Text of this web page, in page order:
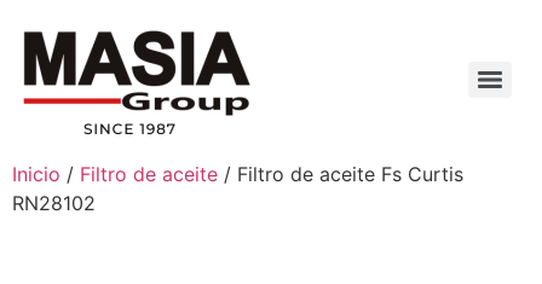
Inicio / Filtro de aceite / Filtro de aceite Fs Curtis
RN28102